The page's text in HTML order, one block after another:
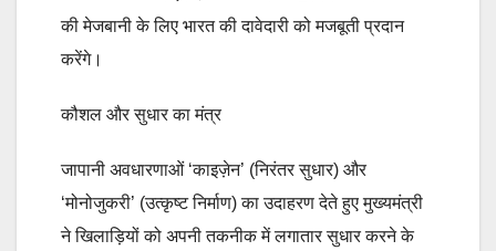
की मेजबानी के लिए भारत की दावेदारी को मजबूती प्रदान
करेंगे।
कौशल और सुधार का मंत्र
जापानी अवधारणाओं ‘काइज़ेन’ (निरंतर सुधार) और
‘मोनोजुकरी’ (उत्कृष्ट निर्माण) का उदाहरण देते हुए मुख्यमंत्री
ने खिलाड़ियों को अपनी तकनीक में लगातार सुधार करने के